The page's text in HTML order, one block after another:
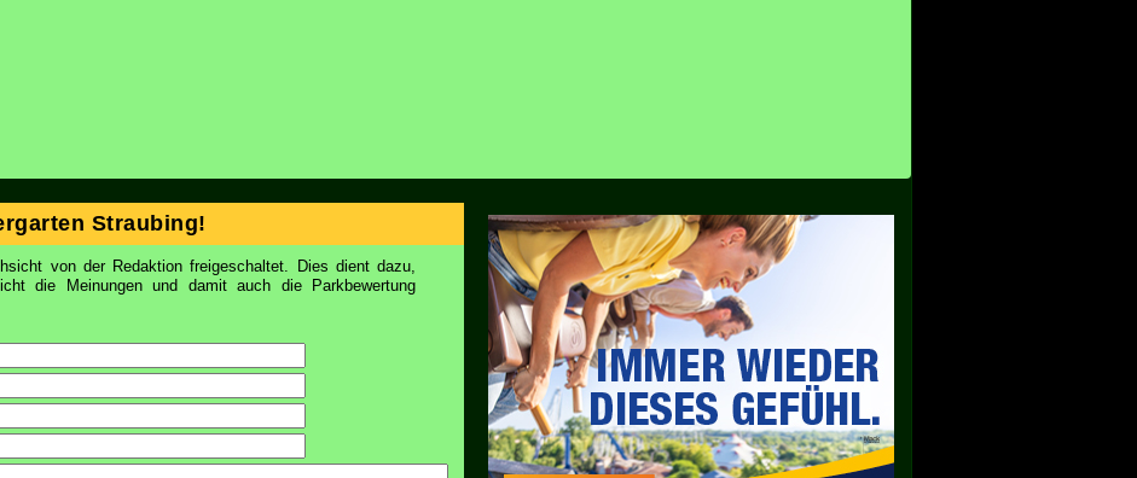
Straubing!
von der Redaktion freigeschaltet. Dies dient dazu,
die Meinungen und damit auch die Parkbewertung